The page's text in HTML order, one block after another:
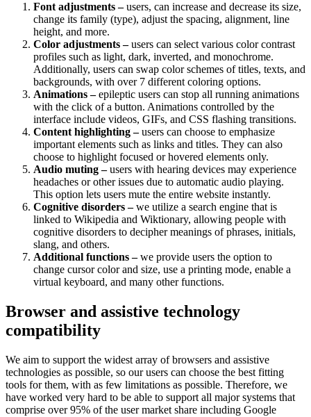
Font adjustments –users, can increase and decrease its size,
change its family (type), adjust the spacing, alignment, line
height, and more.
Color adjustments –users can select various color contrast
profiles such as light, dark, inverted, and monochrome.
Additionally, users can swap color schemes of titles, texts, and
backgrounds, with over 7 different coloring options.
Animations –epileptic users can stop all running animations
with the click of a button. Animations controlled by the
interface include videos, GIFs, and CSS flashing transitions.
Content highlighting –users can choose to emphasize
important elements such as links and titles. They can also
choose to highlight focused or hovered elements only.
Audio muting –users with hearing devices may experience
headaches or other issues due to automatic audio playing.
This option lets users mute the entire website instantly.
Cognitive disorders –we utilize a search engine that is
linked to Wikipedia and Wiktionary, allowing people with
cognitive disorders to decipher meanings of phrases, initials,
slang, and others.
Additional functions –we provide users the option to
change cursor color and size, use a printing mode, enable a
virtual keyboard, and many other functions.
Browser and assistive technology
compatibility
We aim to support the widest array of browsers and assistive
technologies as possible, so our users can choose the best fitting
tools for them, with as few limitations as possible. Therefore, we
have worked very hard to be able to support all major systems that
comprise over 95% of the user market share including Google